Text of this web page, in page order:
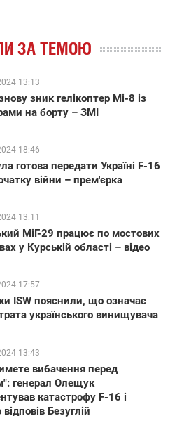
ЗА ТЕМОЮ
13:13
зник гелікоптер Мі-8 із
на борту – ЗМІ
18:46
готова передати Україні F-16
війни – прем'єрка
13:11
МіГ-29 працює по мостових
у Курській області – відео
17:57
ISW пояснили, що означає
українського винищувача
13:43
вибачення перед
генерал Олещук
катастрофу F-16 і
Безуглій